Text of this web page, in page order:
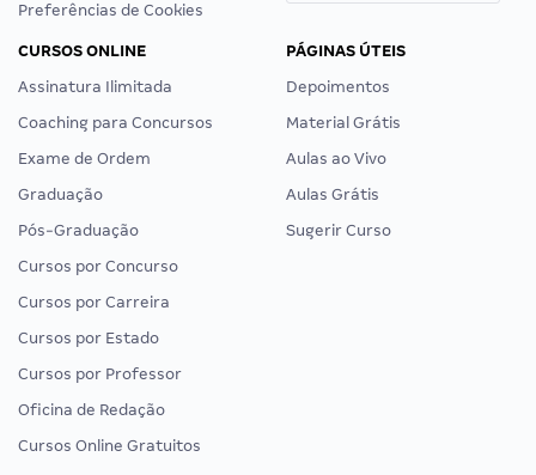
Preferências de Cookies
CURSOS ONLINE
Assinatura Ilimitada
Coaching para Concursos
Exame de Ordem
Graduação
Pós-Graduação
Cursos por Concurso
Cursos por Carreira
Cursos por Estado
Cursos por Professor
Oficina de Redação
Cursos Online Gratuitos
PÁGINAS ÚTEIS
Depoimentos
Material Grátis
Aulas ao Vivo
Aulas Grátis
Sugerir Curso